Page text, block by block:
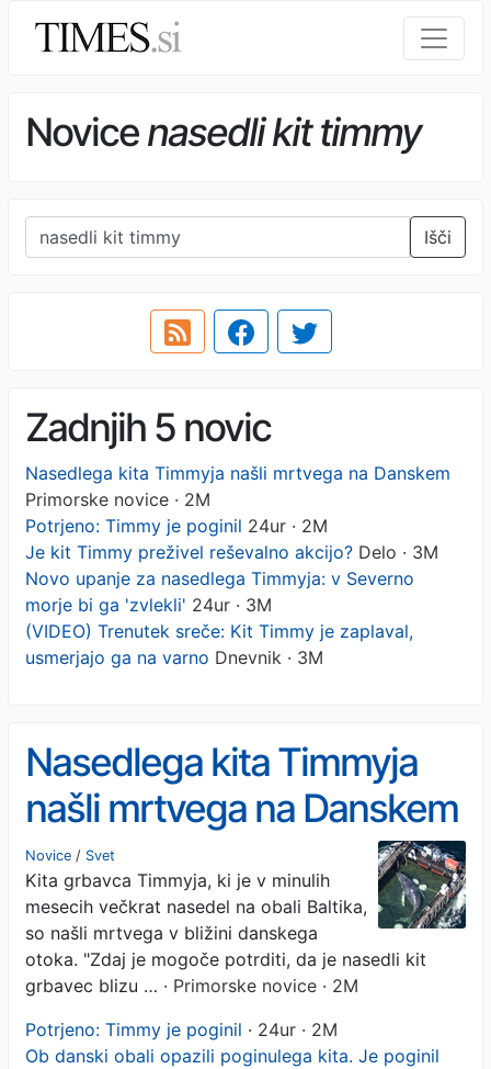
Novicenasedli kit timmy
Išči
Zadnjih 5 novic
Nasedlega kita Timmyja našli mrtvega na Danskem
Primorske novice · 2M
Potrjeno: Timmy je poginil 24ur · 2M
Je kit Timmy preživel reševalno akcijo? Delo · 3M
Novo upanje za nasedlega Timmyja: v Severno
morje bi ga 'zvlekli' 24ur · 3M
(VIDEO) Trenutek sreče: Kit Timmy je zaplaval,
usmerjajo ga na varno Dnevnik · 3M
Nasedlega kita Timmyja
našli mrtvega na Danskem
Novice / Svet
Kita grbavca Timmyja, ki je v minulih
mesecih večkrat nasedel na obali Baltika,
so našli mrtvega v bližini danskega
otoka. "Zdaj je mogoče potrditi, da je nasedli kit
grbavec blizu … · Primorske novice · 2M
Potrjeno: Timmy je poginil · 24ur · 2M
Ob danski obali opazili poginulega kita. Je poginil